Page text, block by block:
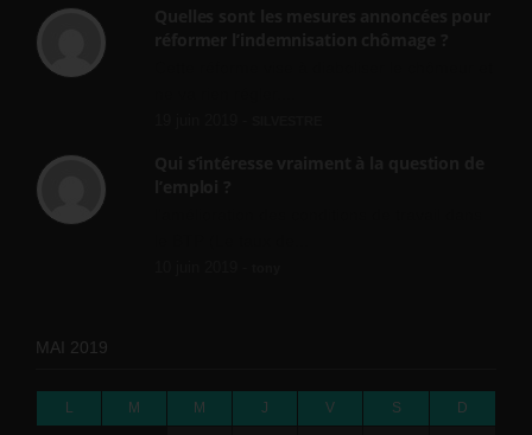
MAI 2019
L M M J V S D